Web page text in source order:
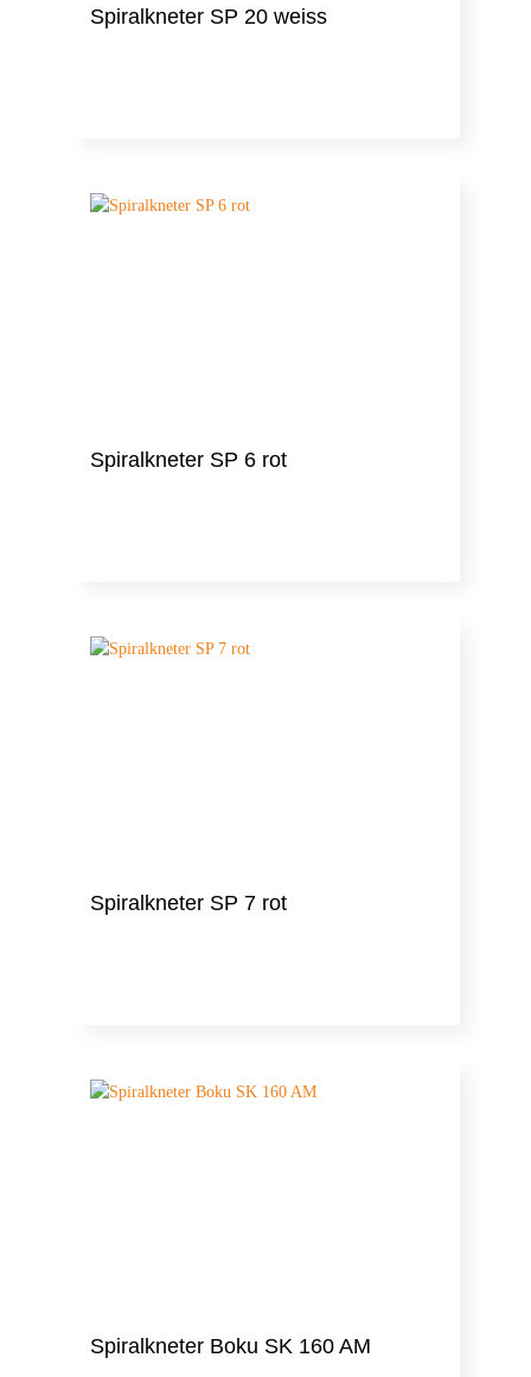
Spiralkneter SP 20 weiss
Spiralkneter SP 6 rot
Spiralkneter SP 7 rot
Spiralkneter Boku SK 160 AM